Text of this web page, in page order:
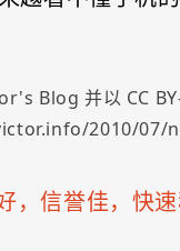
Blog 并以 CC
2010/07/
，信誉佳，快